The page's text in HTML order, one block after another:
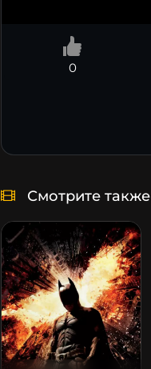
0
Смотрите также